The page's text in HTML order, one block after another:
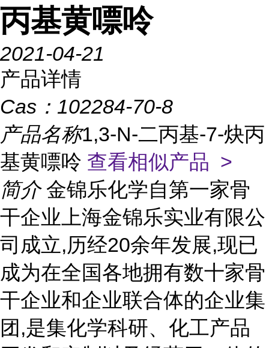
丙基黄嘌呤
2021-04-21
产品详情
Cas： 102284-70-8
产品名称1,3-N-二丙基-7-炔丙
基黄嘌呤 查看相似产品 >
简介 金锦乐化学自第一家骨
干企业上海金锦乐实业有限公
司成立,历经20余年发展,现已
成为在全国各地拥有数十家骨
干企业和企业联合体的企业集
团,是集化学科研、化工产品